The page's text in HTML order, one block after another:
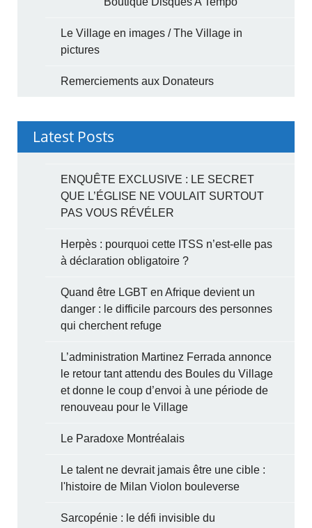
Le Village en images / The Village in
pictures
Remerciements aux Donateurs
Latest Posts
ENQUÊTE EXCLUSIVE : LE SECRET
QUE L’ÉGLISE NE VOULAIT SURTOUT
PAS VOUS RÉVÉLER
Herpès : pourquoi cette ITSS n’est-elle pas
à déclaration obligatoire ?
Quand être LGBT en Afrique devient un
danger : le difficile parcours des personnes
qui cherchent refuge
L’administration Martinez Ferrada annonce
le retour tant attendu des Boules du Village
et donne le coup d’envoi à une période de
renouveau pour le Village
Le Paradoxe Montréalais
Le talent ne devrait jamais être une cible :
l'histoire de Milan Violon bouleverse
Sarcopénie : le défi invisible du